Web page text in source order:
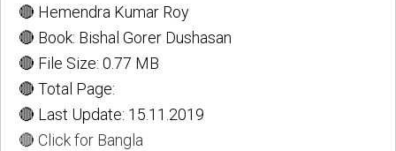
🔴 Hemendra Kumar Roy
🔴 Book: Bishal Gorer Dushasan
🔴 File Size: 0.77 MB
🔴 Total Page:
🔴 Last Update: 15.11.2019
🔴 Click for Bangla